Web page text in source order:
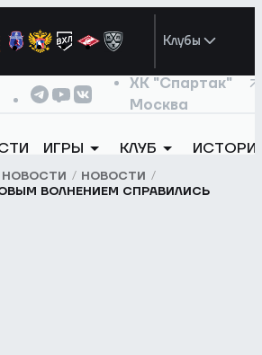
Клубы
ХК "Спартак"
Москва
ИГРЫ КЛУБ
НОВОСТИ
НОВОСТИ
ВОЛНЕНИЕМ СПРАВИЛИСЬ